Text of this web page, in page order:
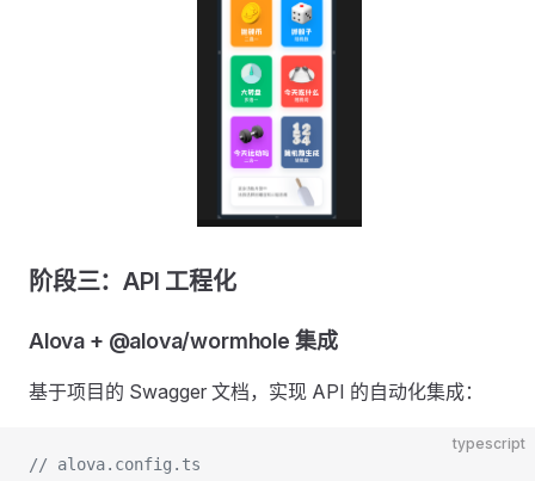
阶段三：API 工程化
Alova + @alova/wormhole 集成
基于项目的 Swagger 文档，实现 API 的自动化集成：
typescript
// alova.config.ts